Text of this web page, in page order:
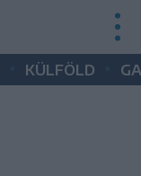
KÜLFÖLD